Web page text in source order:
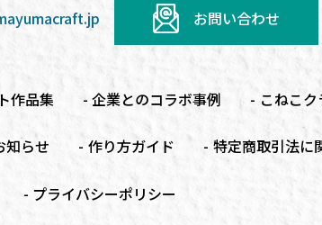
お問い合わせ
作品集 企業とのコラボ事例 こねこ
知らせ 作り方ガイド 特定商取引法に
プライバシーポリシー